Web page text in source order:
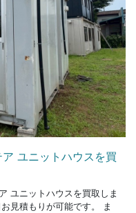
ユニットハウスを買
ユニットハウスを買取しま
見積もりが可能です。 ま